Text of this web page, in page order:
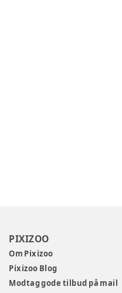
PIXIZOO
Om Pixizoo
Pixizoo Blog
Modtag gode tilbud på mail